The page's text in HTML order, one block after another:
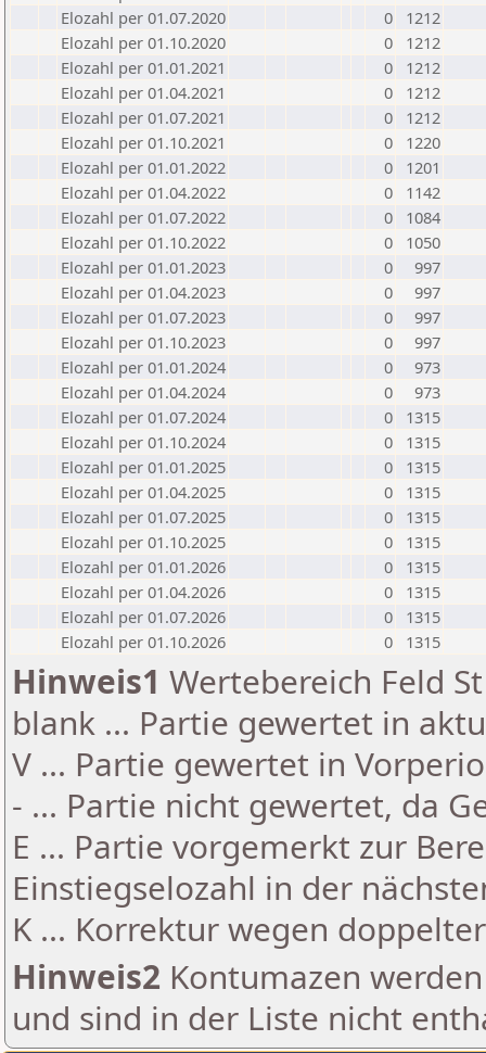
Elozahl per 01.07.2020
0
1212
Elozahl per 01.10.2020
0
1212
Elozahl per 01.01.2021
0
1212
Elozahl per 01.04.2021
0
1212
Elozahl per 01.07.2021
0
1212
Elozahl per 01.10.2021
0
1220
Elozahl per 01.01.2022
0
1201
Elozahl per 01.04.2022
0
1142
Elozahl per 01.07.2022
0
1084
Elozahl per 01.10.2022
0
1050
Elozahl per 01.01.2023
0
997
Elozahl per 01.04.2023
0
997
Elozahl per 01.07.2023
0
997
Elozahl per 01.10.2023
0
997
Elozahl per 01.01.2024
0
973
Elozahl per 01.04.2024
0
973
Elozahl per 01.07.2024
0
1315
Elozahl per 01.10.2024
0
1315
Elozahl per 01.01.2025
0
1315
Elozahl per 01.04.2025
0
1315
Elozahl per 01.07.2025
0
1315
Elozahl per 01.10.2025
0
1315
Elozahl per 01.01.2026
0
1315
Elozahl per 01.04.2026
0
1315
Elozahl per 01.07.2026
0
1315
Elozahl per 01.10.2026
0 1315
Hinweis1 Wertebereich Feld
blank ... Partie gewertet in
V ... Partie gewertet in
- ... Partie nicht gewertet, da
E ... Partie vorgemerkt zur
Einstiegselozahl in der
K ... Korrektur wegen
Hinweis2 Kontumazen
und sind in der Liste nicht